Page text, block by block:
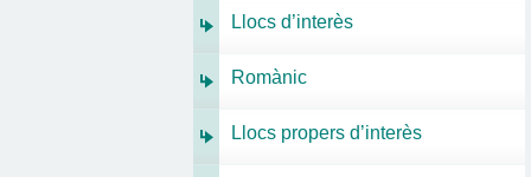
Llocs d’interès
Romànic
Llocs propers d’interès